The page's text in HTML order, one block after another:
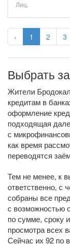
‹ 1 2 3
Лиц.
Выбрать
Жители
кредитам в
оформление
подходящая
с
как время
переводятся
Тем не менее, к
ответственно, с
собраны все
с возможностью
по сумме, сроку
просмотра всех
Сейчас их 92 по